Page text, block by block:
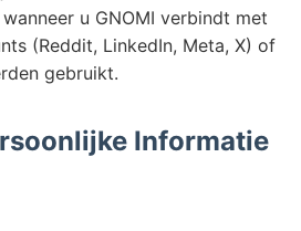
u GNOMI verbindt met
(Reddit, LinkedIn, Meta, X) of
gebruikt.
Informatie